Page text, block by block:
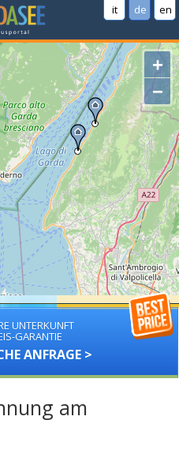
it de en
+
−
UNTERKUNFT
GARANTIE
ANFRAGE >
am